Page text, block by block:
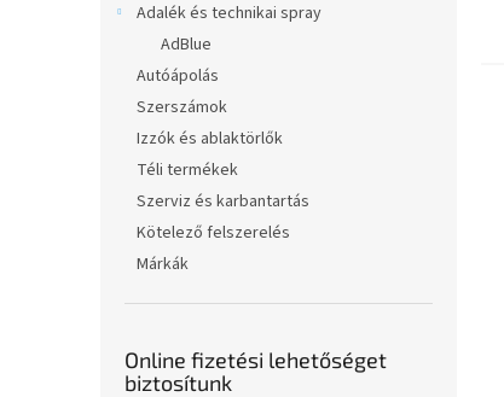
Adalék és technikai spray
AdBlue
Autóápolás
Szerszámok
Izzók és ablaktörlők
Téli termékek
Szerviz és karbantartás
Kötelező felszerelés
Márkák
Online fizetési lehetőséget
biztosítunk